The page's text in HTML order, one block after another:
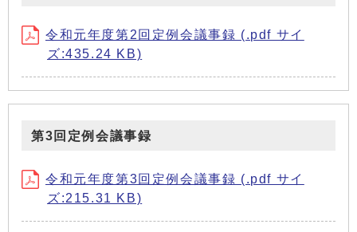
令和元年度第2回定例会議事録 (.pdf サイ
ズ:435.24 KB)
第3回定例会議事録
令和元年度第3回定例会議事録 (.pdf サイ
ズ:215.31 KB)